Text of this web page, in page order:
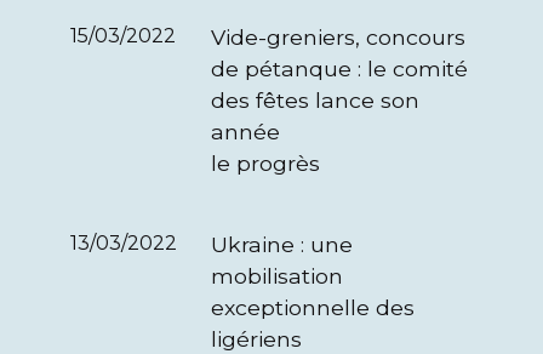
15/03/2022
Vide-greniers, concours
de pétanque : le comité
des fêtes lance son
année
le progrès
13/03/2022
Ukraine : une
mobilisation
exceptionnelle des
ligériens